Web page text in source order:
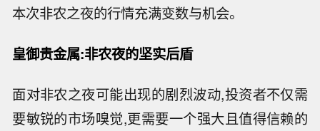
本次非农之夜的行情充满变数与机会。
皇御贵金属:非农夜的坚实后盾
面对非农之夜可能出现的剧烈波动,投资者不仅需
要敏锐的市场嗅觉,更需要一个强大且值得信赖的